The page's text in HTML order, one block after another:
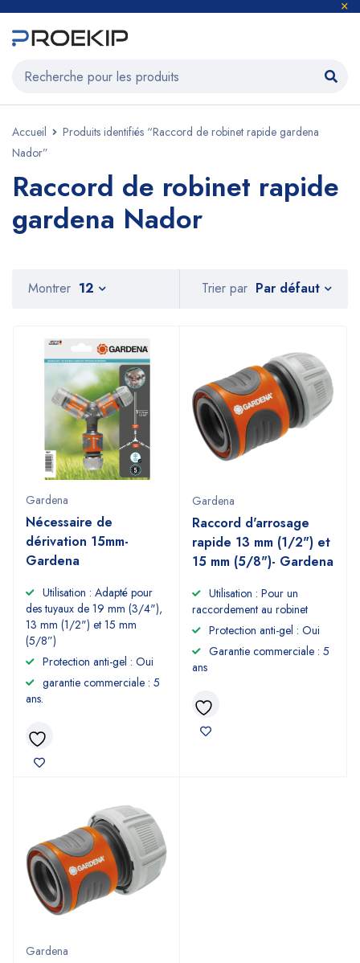
Accueil
Produits identifiés “Raccord de robinet rapide gardena
Nador”
Raccord de robinet rapide
gardena Nador
Trier par Par défaut
Montrer 12
Gardena
Nécessaire de
dérivation 15mm-
Gardena
Utilisation : Adapté pour
des tuyaux de 19 mm (3/4"),
13 mm (1/2") et 15 mm
(5/8”)
Protection anti-gel : Oui
garantie commerciale : 5
ans.
Gardena
Raccord d'arrosage
rapide 13 mm (1/2") et
15 mm (5/8")- Gardena
Utilisation : Pour un
raccordement au robinet
Protection anti-gel : Oui
Garantie commerciale : 5
ans
Gardena